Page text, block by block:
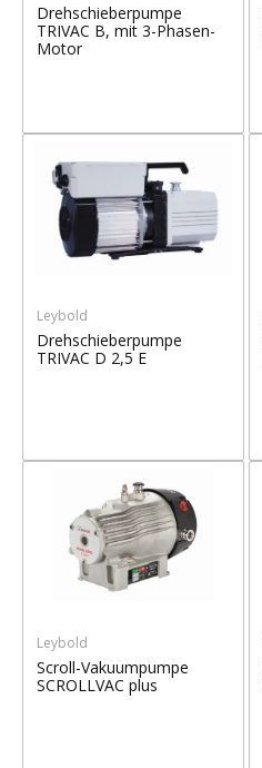
Drehschieberpumpe
TRIVAC B, mit 3-Phasen-
Motor
Leybold
Drehschieberpumpe
TRIVAC D 2,5 E
Leybold
Scroll-Vakuumpumpe
SCROLLVAC plus